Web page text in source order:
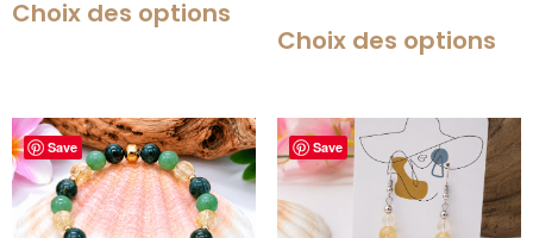
Choix des options
Choix des options
Save Save